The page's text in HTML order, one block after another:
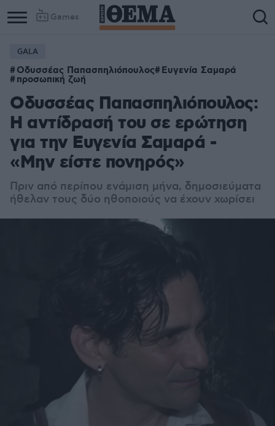
Games
GALA
Οδυσσέας Παπασπηλιόπουλος Ευγενία Σαμαρά
προσωπική ζωή
Οδυσσέας Παπασπηλιόπουλος:
Η αντίδρασή του σε ερώτηση
για την Ευγενία Σαμαρά -
«Μην είστε πονηρός»
Πριν από περίπου ενάμιση μήνα, δημοσιεύματα
ήθελαν τους δύο ηθοποιούς να έχουν χωρίσει